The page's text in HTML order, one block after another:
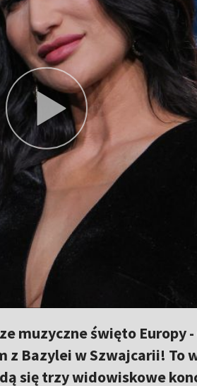
muzyczne święto Europy
z Bazylei w Szwajcarii! To
się trzy widowiskowe